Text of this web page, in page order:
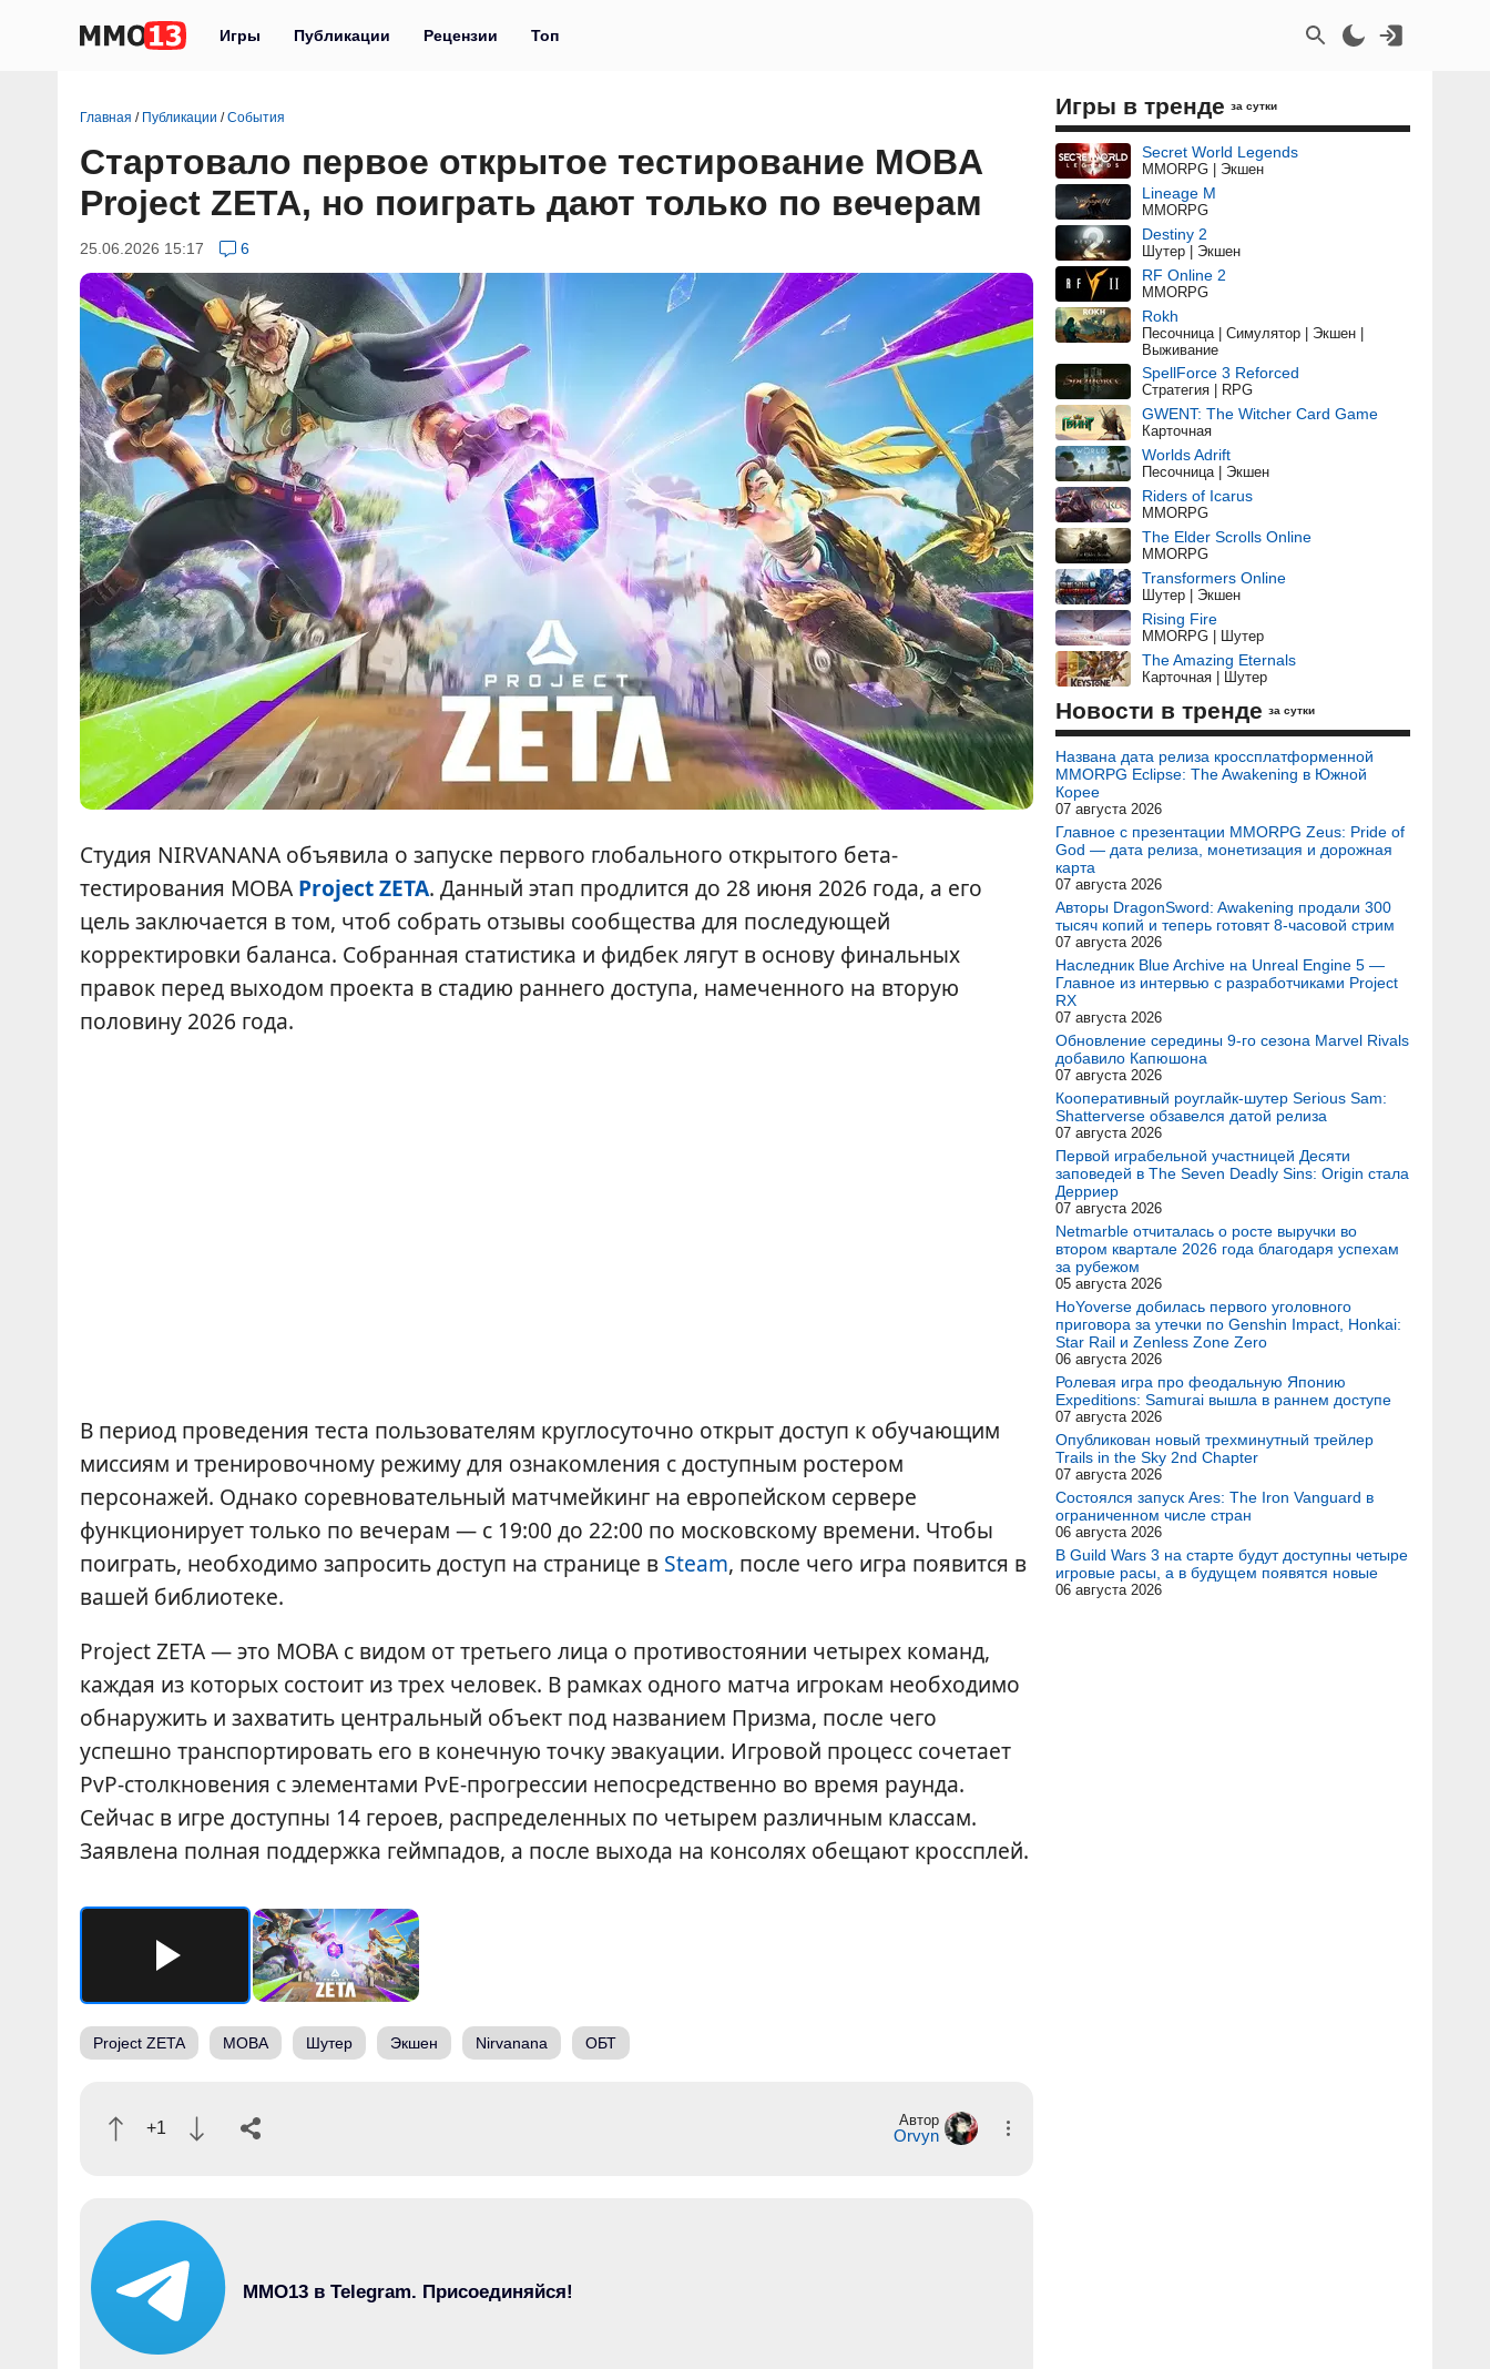
Игры Публикации Рецензии Топ
Главная / Публикации /События
Стартовало первое открытое тестирование MOBA
Project ZETA, но поиграть дают только по вечерам
25.06.2026 15:17 6
Студия NIRVANANA объявила о запуске первого глобального открытого бета-
тестирования MOBA Project ZETA. Данный этап продлится до 28 июня 2026 года, а его
цель заключается в том, чтоб собрать отзывы сообщества для последующей
корректировки баланса. Собранная статистика и фидбек лягут в основу финальных
правок перед выходом проекта в стадию раннего доступа, намеченного на вторую
половину 2026 года.
В период проведения теста пользователям круглосуточно открыт доступ к обучающим
миссиям и тренировочному режиму для ознакомления с доступным ростером
персонажей. Однако соревновательный матчмейкинг на европейском сервере
функционирует только по вечерам — с 19:00 до 22:00 по московскому времени. Чтобы
поиграть, необходимо запросить доступ на странице в Steam, после чего игра появится в
вашей библиотеке.
Project ZETA — это MOBA с видом от третьего лица о противостоянии четырех команд,
каждая из которых состоит из трех человек. В рамках одного матча игрокам необходимо
обнаружить и захватить центральный объект под названием Призма, после чего
успешно транспортировать его в конечную точку эвакуации. Игровой процесс сочетает
PvP-столкновения с элементами PvE-прогрессии непосредственно во время раунда.
Сейчас в игре доступны 14 героев, распределенных по четырем различным классам.
Заявлена полная поддержка геймпадов, а после выхода на консолях обещают кроссплей.
Project ZETA MOBA Шутер Экшен Nirvanana ОБТ
+1 Автор
Orvyn
MMO13 в Telegram. Присоединяйся!
Игры в тренде за сутки
Secret World Legends
MMORPG | Экшен
Lineage M
MMORPG
Destiny 2
Шутер | Экшен
RF Online 2
MMORPG
Rokh
Песочница | Симулятор | Экшен |
Выживание
SpellForce 3 Reforced
Стратегия | RPG
GWENT: The Witcher Card Game
Карточная
Worlds Adrift
Песочница | Экшен
Riders of Icarus
MMORPG
The Elder Scrolls Online
MMORPG
Transformers Online
Шутер | Экшен
Rising Fire
MMORPG | Шутер
The Amazing Eternals
Карточная | Шутер
Новости в тренде за сутки
Названа дата релиза кроссплатформенной
MMORPG Eclipse: The Awakening в Южной
Корее
07 августа 2026
Главное с презентации MMORPG Zeus: Pride of
God — дата релиза, монетизация и дорожная
карта
07 августа 2026
Авторы DragonSword: Awakening продали 300
тысяч копий и теперь готовят 8-часовой стрим
07 августа 2026
Наследник Blue Archive на Unreal Engine 5 —
Главное из интервью с разработчиками Project
RX
07 августа 2026
Обновление середины 9-го сезона Marvel Rivals
добавило Капюшона
07 августа 2026
Кооперативный роуглайк-шутер Serious Sam:
Shatterverse обзавелся датой релиза
07 августа 2026
Первой играбельной участницей Десяти
заповедей в The Seven Deadly Sins: Origin стала
Дерриер
07 августа 2026
Netmarble отчиталась о росте выручки во
втором квартале 2026 года благодаря успехам
за рубежом
05 августа 2026
HoYoverse добилась первого уголовного
приговора за утечки по Genshin Impact, Honkai:
Star Rail и Zenless Zone Zero
06 августа 2026
Ролевая игра про феодальную Японию
Expeditions: Samurai вышла в раннем доступе
07 августа 2026
Опубликован новый трехминутный трейлер
Trails in the Sky 2nd Chapter
07 августа 2026
Состоялся запуск Ares: The Iron Vanguard в
ограниченном числе стран
06 августа 2026
В Guild Wars 3 на старте будут доступны четыре
игровые расы, а в будущем появятся новые
06 августа 2026